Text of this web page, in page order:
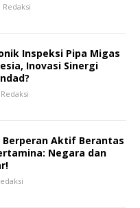
Redaksi
Inspeksi Pipa Migas
Inovasi Sinergi
Redaksi
Berperan Aktif Berantas
Negara dan